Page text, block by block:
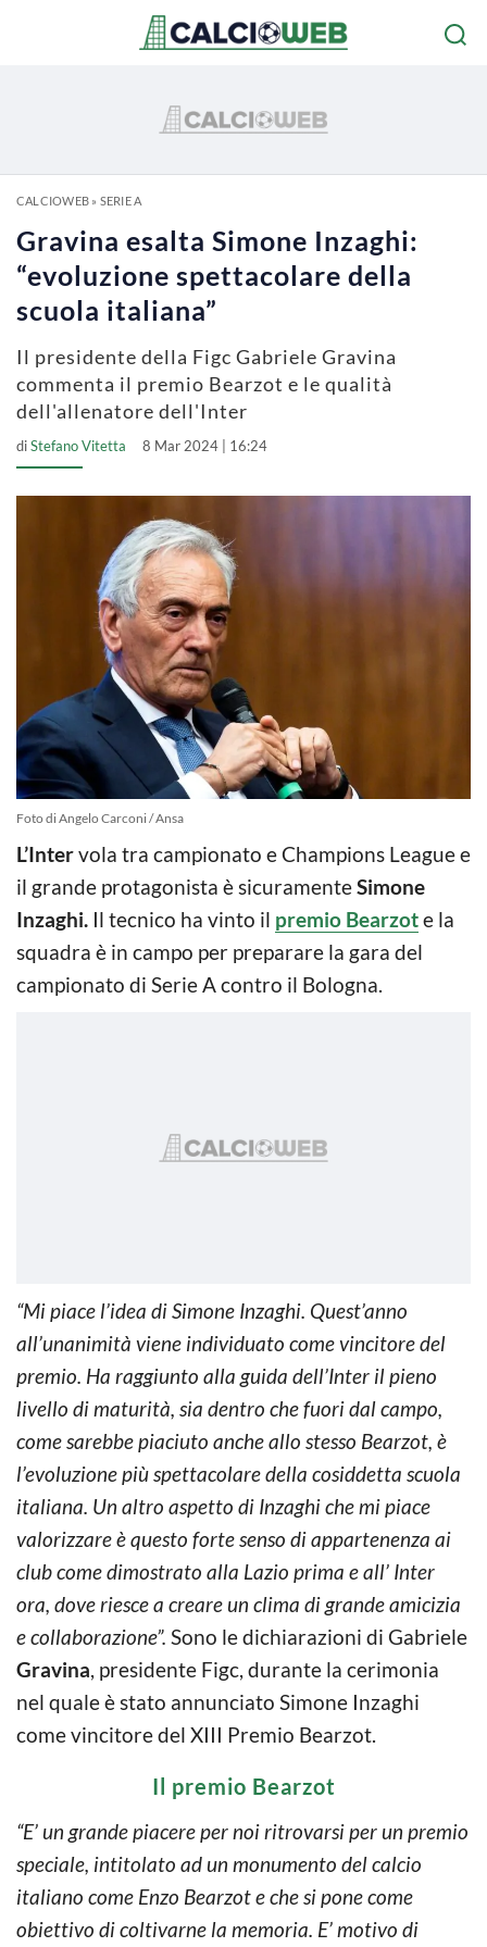
CALCIOWEB» SERIE A
Gravina esalta Simone Inzaghi:
“evoluzione spettacolare della
scuola italiana”
Il presidente della Figc Gabriele Gravina
commenta il premio Bearzot e le qualità
dell'allenatore dell'Inter
diStefano Vitetta 8 Mar 2024 | 16:24
Foto di Angelo Carconi / Ansa
L’Intervola tra campionato e Champions League e
il grande protagonista è sicuramenteSimone
Inzaghi. Il tecnico ha vinto il premio Bearzote la
squadra è in campo per preparare la gara del
campionato di Serie A contro il Bologna.
“Mi piace l’idea di Simone Inzaghi. Quest’anno
all’unanimità viene individuato come vincitore del
premio. Ha raggiunto alla guida dell’Inter il pieno
livello di maturità, sia dentro che fuori dal campo,
come sarebbe piaciuto anche allo stesso Bearzot, è
l’evoluzione più spettacolare della cosiddetta scuola
italiana. Un altro aspetto di Inzaghi che mi piace
valorizzare è questo forte senso di appartenenza ai
club come dimostrato alla Lazio prima e all’ Inter
ora, dove riesce a creare un clima di grande amicizia
e collaborazione”. Sono le dichiarazioni di Gabriele
Gravina, presidente Figc, durante la cerimonia
nel quale è stato annunciato Simone Inzaghi
come vincitore del XIII Premio Bearzot.
Il premio Bearzot
“E’ un grande piacere per noi ritrovarsi per un premio
speciale, intitolato ad un monumento del calcio
italiano come Enzo Bearzot e che si pone come
obiettivo di coltivarne la memoria. E’ motivo di